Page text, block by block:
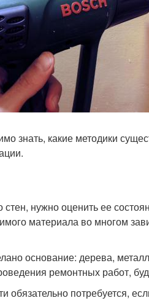
знать, какие методики
нужно оценить ее
материала во многом
основание: дерева,
ремонтных работ,
обязательно потребуется,